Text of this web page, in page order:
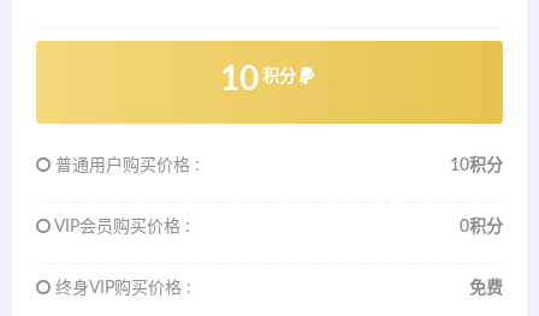
10 积分
普通用户购买价格 : 10积分
VIP会员购买价格 : 0积分
终身VIP购买价格 : 免费